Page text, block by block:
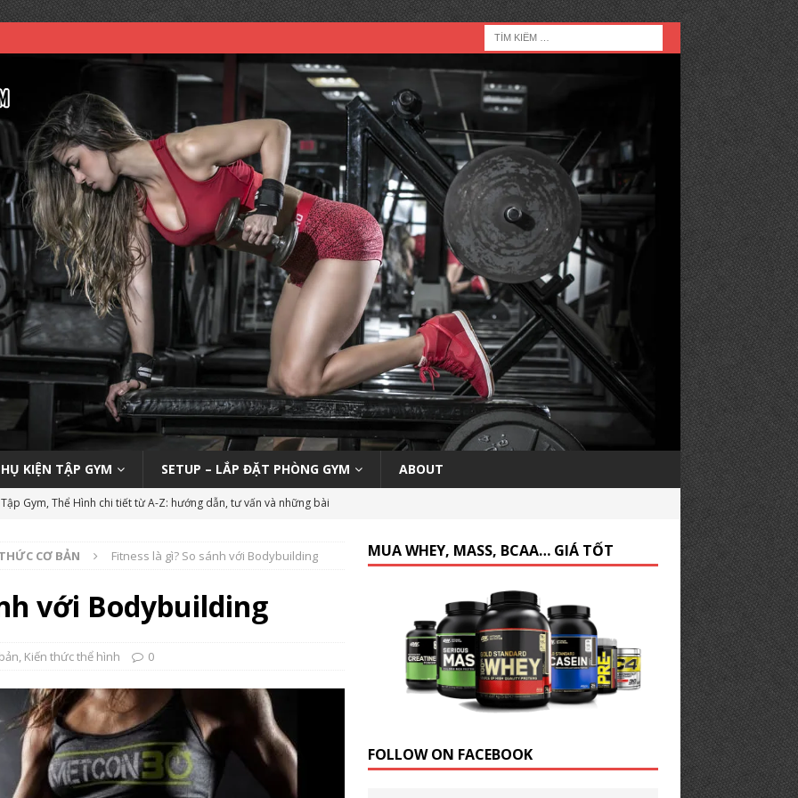
KIỆN TẬP GYM SETUP – LẮP ĐẶT PHÒNG GYM ABOUT
Gym, Thể Hình chi tiết từ A-Z: hướng dẫn, tư vấn và những bài
270 tại phòng gym | Nên hay không nên?
KINH NGHIỆM MỞ
viên Gym (Thể hình – Fitness) tại TP HCM tháng 9/2019
dân: Thái Hòa Gym tại Nghệ An
CÁC DỰ ÁN SETUP PHÒNG
phổ thông: HC Fitness tại TP. Hải Dương
CÁC DỰ ÁN SETUP
CƠ BẢN Fitness là gì? So sánh với Bodybuilding
với Bodybuilding
Kiến thức thể hình 0
MUA WHEY, MASS, BCAA… GIÁ TỐT
FOLLOW ON FACEBOOK